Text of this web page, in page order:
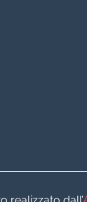
Aumento
Botulino